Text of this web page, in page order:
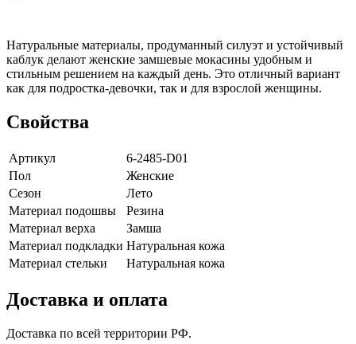
Натуральные материалы, продуманный силуэт и устойчивый
каблук делают женские замшевые мокасины удобным и
стильным решением на каждый день. Это отличный вариант
как для подростка-девочки, так и для взрослой женщины.
Свойства
Артикул
6-2485-D01
Пол
Женские
Сезон
Лето
Материал подошвы
Резина
Материал верха
Замша
Материал подкладки Натуральная кожа
Материал стельки
Натуральная кожа
Доставка и оплата
Доставка по всей территории РФ.